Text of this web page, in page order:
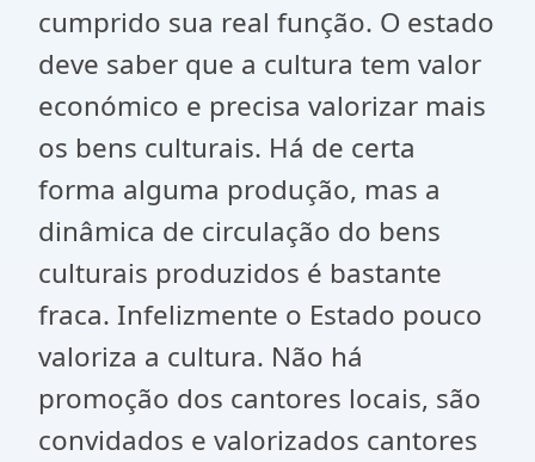
cumprido sua real função. O estado
deve saber que a cultura tem valor
económico e precisa valorizar mais
os bens culturais. Há de certa
forma alguma produção, mas a
dinâmica de circulação do bens
culturais produzidos é bastante
fraca. Infelizmente o Estado pouco
valoriza a cultura. Não há
promoção dos cantores locais, são
convidados e valorizados cantores